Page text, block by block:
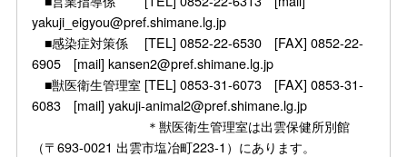
yakuji_eigyou@pref.shimane.lg.jp
■感染症対策係 [TEL] 0852-22-6530 [FAX] 0852-22-
6905 [mail] kansen2@pref.shimane.lg.jp
■獣医衛生管理室 [TEL] 0853-31-6073 [FAX] 0853-31-
6083 [mail] yakuji-animal2@pref.shimane.lg.jp
＊獣医衛生管理室は出雲保健所別館
（〒693-0021 出雲市塩冶町223-1）にあります。